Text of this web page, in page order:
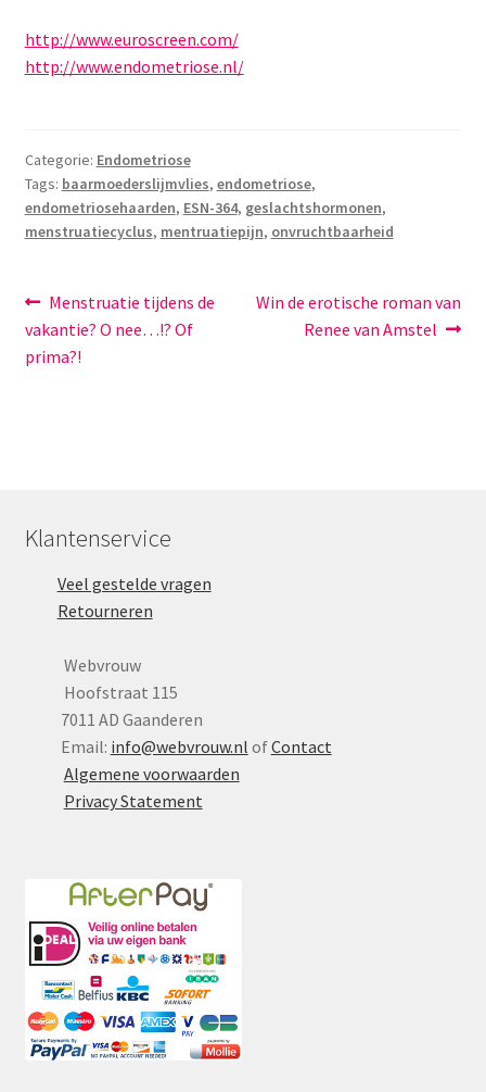
http://www.euroscreen.com/
http://www.endometriose.nl/
Categorie: Endometriose
Tags: baarmoederslijmvlies, endometriose,
endometriosehaarden, ESN-364, geslachtshormonen,
menstruatiecyclus, mentruatiepijn, onvruchtbaarheid
Bericht
navigatie
Vorig
bericht:
Menstruatie tijdens de
vakantie? O nee…!? Of
prima?!
Volgend
bericht:
Win de erotische roman van
Renee van Amstel
Klantenservice
Veel gestelde vragen
Retourneren
Webvrouw
Hoofstraat 115
7011 AD Gaanderen
Email: info@webvrouw.nl ofContact
Algemene voorwaarden
Privacy Statement